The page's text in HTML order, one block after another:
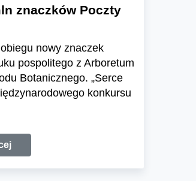
znaczków Poczty
nowy znaczek
pospolitego z Arboretum
Botanicznego. „Serce
konkursu